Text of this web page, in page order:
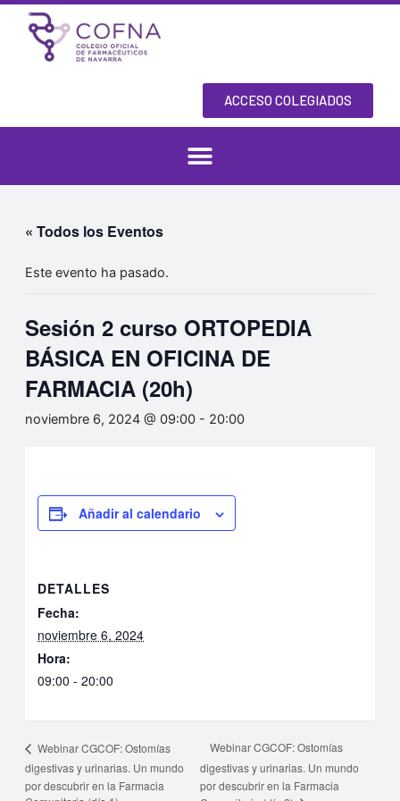
Ir
contenido
ACCESO COLEGIADOS
« Todos los Eventos
Este evento ha pasado.
Sesión 2 curso ORTOPEDIA
BÁSICA EN OFICINA DE
FARMACIA (20h)
noviembre 6, 2024 @ 09:00- 20:00
Añadir al calendario
DETALLES
Fecha:
noviembre 6, 2024
Hora:
09:00 - 20:00
Webinar CGCOF: Ostomías
digestivas y urinarias. Un mundo
por descubrir en la Farmacia
Webinar CGCOF: Ostomías
digestivas y urinarias. Un mundo
por descubrir en la Farmacia